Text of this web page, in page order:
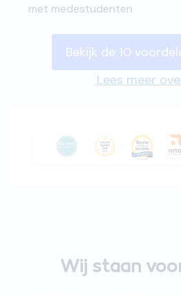
met medestudenten
Bekijk de 10
Lees meer
Wij staan